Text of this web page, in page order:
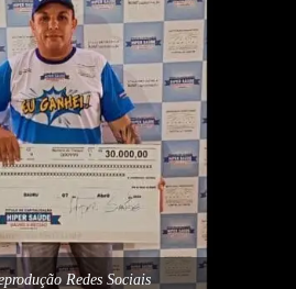
Redes Sociais